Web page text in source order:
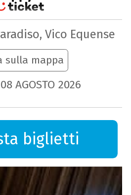
Vico Equense
sulla mappa
08 AGOSTO 2026
biglietti